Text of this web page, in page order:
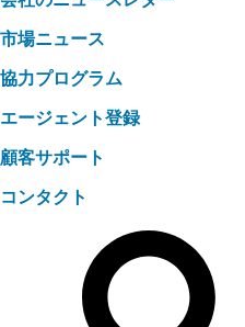
市場ニュース
協力プログラム
エージェント登録
顧客サポート
コンタクト